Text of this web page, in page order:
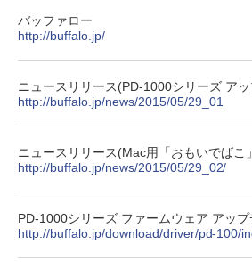
バッファロー
http://buffalo.jp/
ニュースリリース(PD-1000シリーズ ア
http://buffalo.jp/news/2015/05/29_01
ニュースリリース(Mac用「おもいでばこ
http://buffalo.jp/news/2015/05/29_02/
PD-1000シリーズ ファームウェア アッ
http://buffalo.jp/download/driver/pd-100/